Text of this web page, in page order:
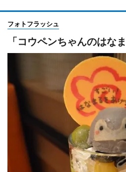
フォトフラッシュ
「コウペンちゃんのはな